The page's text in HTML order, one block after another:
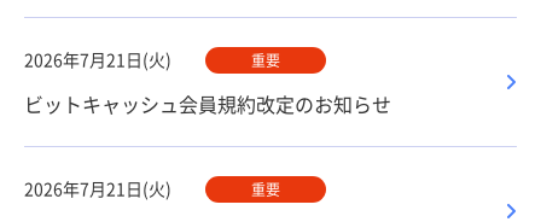
2026年7月21日(火) 重要
ビットキャッシュ会員規約改定のお知らせ
2026年7月21日(火) 重要